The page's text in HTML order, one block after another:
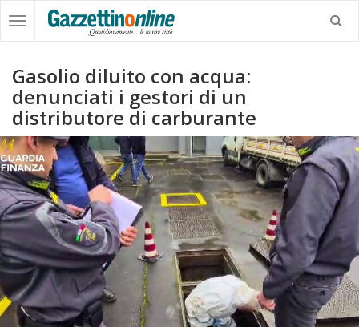
Gasolio diluito con acqua:
denunciati i gestori di un
distributore di carburante